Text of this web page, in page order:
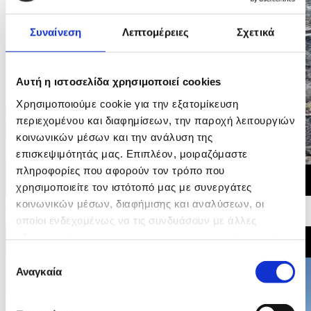
Συναίνεση Λεπτομέρειες Σχετικά
Αυτή η ιστοσελίδα χρησιμοποιεί cookies
Χρησιμοποιούμε cookie για την εξατομίκευση
περιεχομένου και διαφημίσεων, την παροχή λειτουργιών
κοινωνικών μέσων και την ανάλυση της
επισκεψιμότητάς μας. Επιπλέον, μοιραζόμαστε
πληροφορίες που αφορούν τον τρόπο που
χρησιμοποιείτε τον ιστότοπό μας με συνεργάτες
κοινωνικών μέσων, διαφήμισης και αναλύσεων, οι
οποίοι ενδεχομένως να τις συνδυάσουν με άλλες
των υπηρεσιών τους.
συγκατάθεσης
Αναγκαία
28/07/2026 10:47
Η επόμενη μέρα στην Αγία Άννα μετά την πυρκαγία